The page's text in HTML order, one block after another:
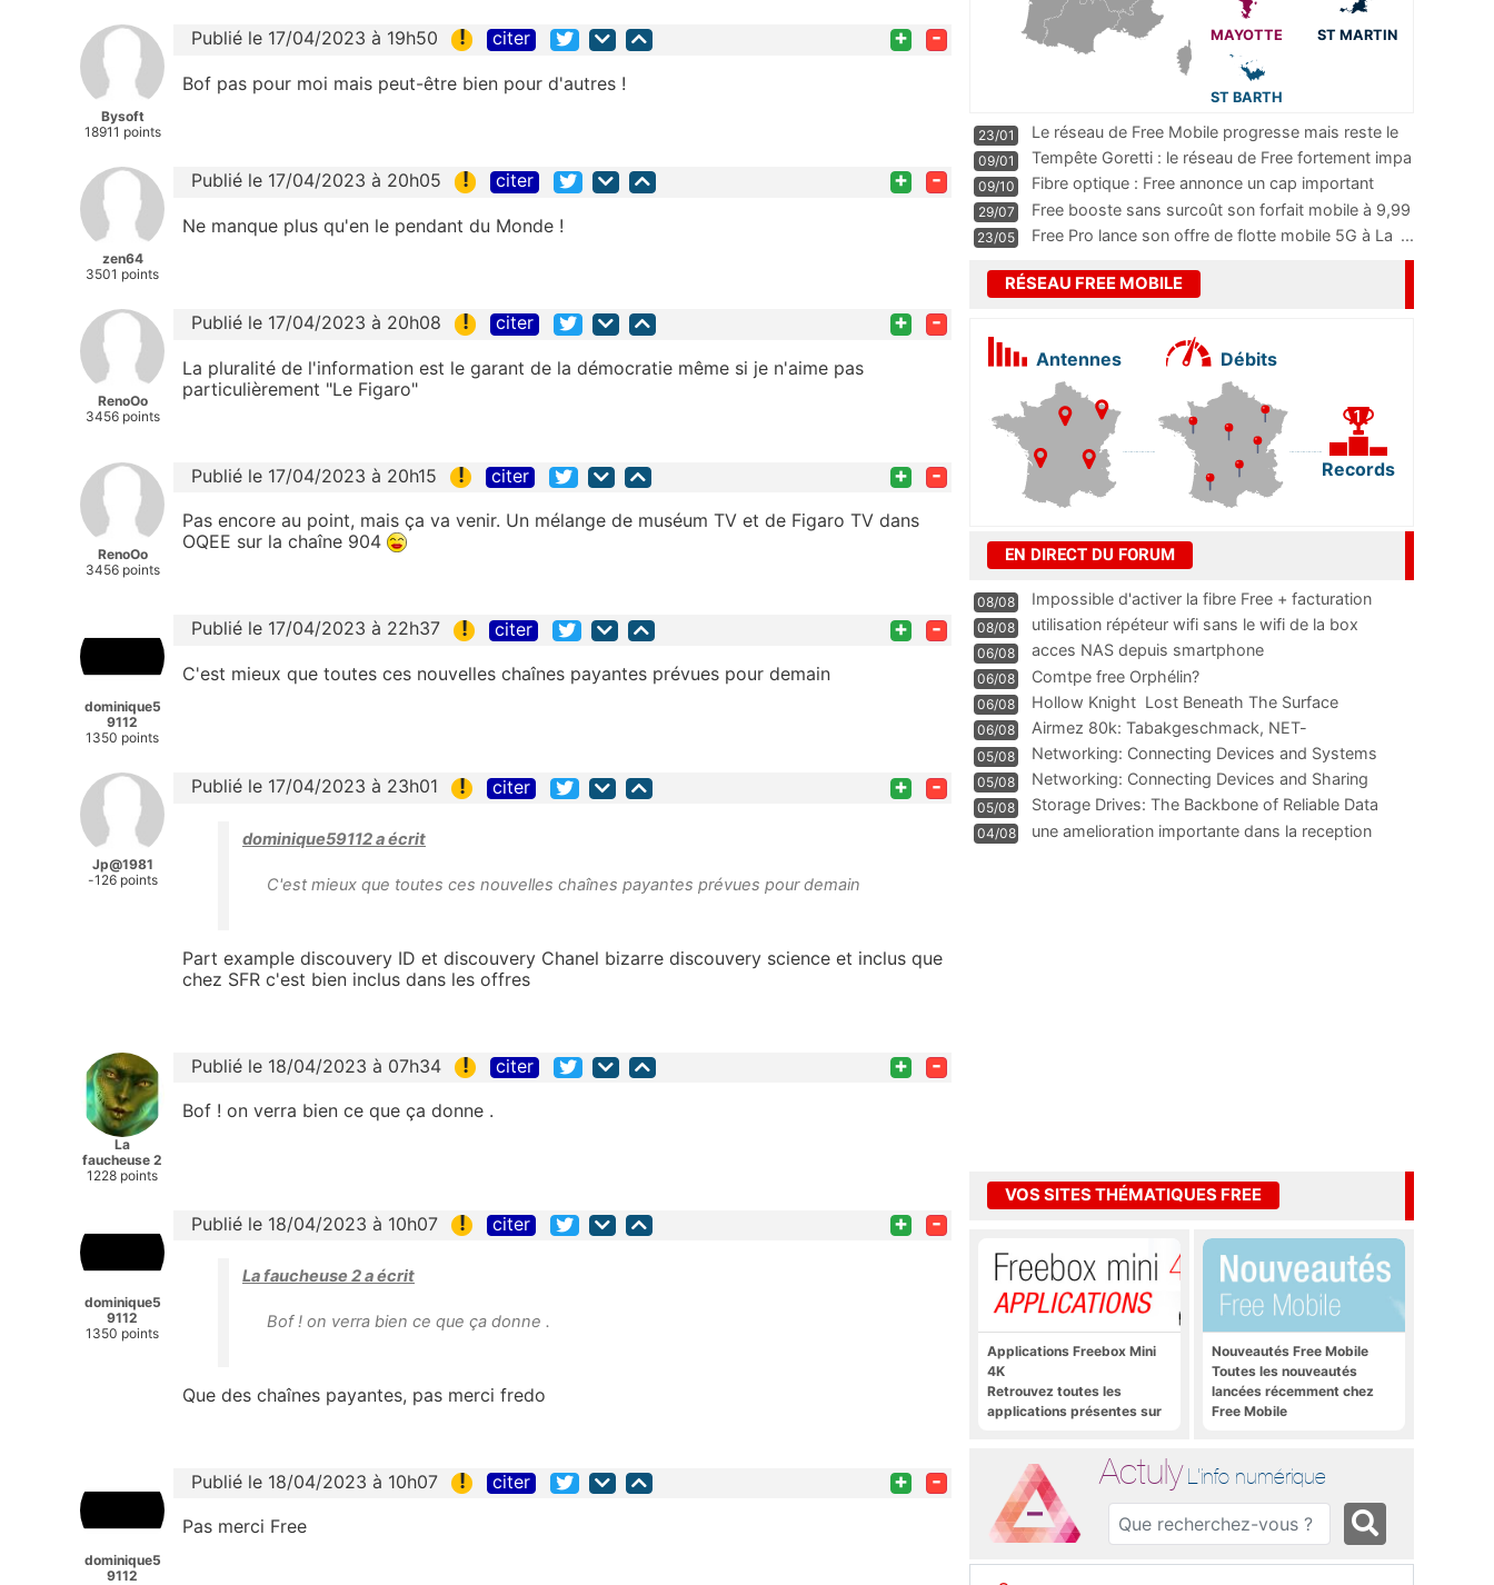
Bysoft
18911 points
Publié le 17/04/2023 à 19h50 ! citer + -
Bof pas pour moi mais peut-être bien pour d'autres !
zen64
3501 points
Publié le 17/04/2023 à 20h05 ! citer + -
Ne manque plus qu'en le pendant du Monde !
RenoOo
3456 points
Publié le 17/04/2023 à 20h08 ! citer + -
La pluralité de l'information est le garant de la démocratie même si je n'aime pas
particulièrement "Le Figaro"
RenoOo
3456 points
Publié le 17/04/2023 à 20h15 ! citer + -
Pas encore au point, mais ça va venir. Un mélange de muséum TV et de Figaro TV dans
OQEE sur la chaîne 904
dominique5
9112
1350 points
Publié le 17/04/2023 à 22h37 ! citer + -
C'est mieux que toutes ces nouvelles chaînes payantes prévues pour demain
Jp@1981
-126 points
Publié le 17/04/2023 à 23h01 ! citer + -
dominique59112 a écrit
C'est mieux que toutes ces nouvelles chaînes payantes prévues pour demain
Part example discouvery ID et discouvery Chanel bizarre discouvery science et inclus que
chez SFR c'est bien inclus dans les offres
La
faucheuse 2
1228 points
Publié le 18/04/2023 à 07h34 ! citer + -
Bof ! on verra bien ce que ça donne .
dominique5
9112
1350 points
Publié le 18/04/2023 à 10h07 ! citer + -
La faucheuse 2 a écrit
Bof ! on verra bien ce que ça donne .
Que des chaînes payantes, pas merci fredo
dominique5
9112
Publié le 18/04/2023 à 10h07 ! citer + -
Pas merci Free
MAYOTTE ST MARTIN
ST BARTH
23/01
Le réseau de Free Mobile progresse mais reste le
m
...
09/01
Tempête Goretti : le réseau de Free fortement impa
09/10
Fibre optique : Free annonce un cap important
pass
...
29/07
Free booste sans surcoût son forfait mobile à 9,99
23/05 Free Pro lance son offre de flotte mobile 5G à La ...
RÉSEAU FREE MOBILE
Antennes Débits
Records
EN DIRECT DU FORUM
08/08
Impossible d'activer la fibre Free + facturation
résiliation
08/08 utilisation répéteur wifi sans le wifi de la box
06/08 acces NAS depuis smartphone
06/08 Comtpe free Orphélin?
06/08 Hollow Knight  Lost Beneath The Surface
06/08
Airmez 80k: Tabakgeschmack, NET-
Technologie und Leistung im
05/08 Networking: Connecting Devices and Systems
05/08
Networking: Connecting Devices and Sharing
Information
05/08
Storage Drives: The Backbone of Reliable Data
Management
04/08
une amelioration importante dans la reception
VOS SITES THÉMATIQUES FREE
Applications Freebox Mini
4K
Retrouvez toutes les
applications présentes sur
Nouveautés Free Mobile
Toutes les nouveautés
lancées récemment chez
Free Mobile
Actuly L'info numérique